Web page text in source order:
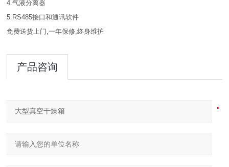
4.气液分离器
5.RS485接口和通讯软件
免费送货上门,一年保修,终身维护
产品咨询